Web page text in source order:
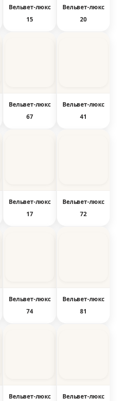
Вельвет-люкс
15
Вельвет-люкс
20
Вельвет-люкс
67
Вельвет-люкс
41
Вельвет-люкс
17
Вельвет-люкс
72
Вельвет-люкс
74
Вельвет-люкс
81
Вельвет-люкс
Вельвет-люкс